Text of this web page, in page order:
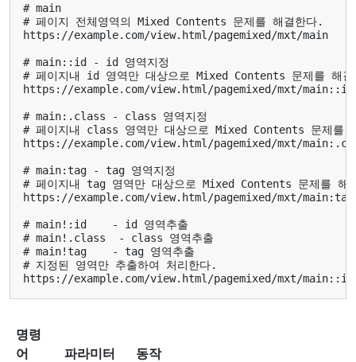
# main
# 페이지 전체영역의 Mixed Contents 문제를 해결한다.
https://example.com/view.html/pagemixed/mxt/main
# main::id - id 영역지정
# 페이지내 id 영역만 대상으로 Mixed Contents 문제를 해결
https://example.com/view.html/pagemixed/mxt/main::id
# main:.class - class 영역지정
# 페이지내 class 영역만 대상으로 Mixed Contents 문제를
https://example.com/view.html/pagemixed/mxt/
# main:tag - tag 영역지정
# 페이지내 tag 영역만 대상으로 Mixed Contents 문제를 해
https://example.com/view.html/pagemixed/mxt/main:tag
# main!:id    - id 영역추출
# main!.class  - class 영역추출
# main!tag    - tag 영역추출
# 지정된 영역만 추출하여 처리한다.
명령
어
파라미터 동작